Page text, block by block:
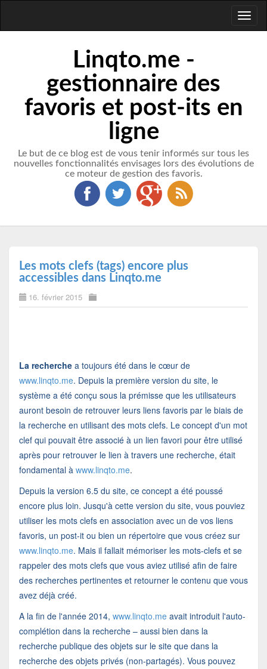
Linqto.me -
gestionnaire des
favoris et post-its en
ligne
Le but de ce blog est de vous tenir informés sur tous les
nouvelles fonctionnalités envisages lors des évolutions de
ce moteur de gestion des favoris.
Les mots clefs (tags) encore plus
accessibles dans Linqto.me
16. février 2015
La recherchea toujours été dans le cœur de
www.linqto.me. Depuis la première version du site, le
système a été conçu sous la prémisse que les utilisateurs
auront besoin de retrouver leurs liens favoris par le biais de
la recherche en utilisant des mots clefs. Le concept d'un mot
clef qui pouvait être associé à un lien favori pour être utilisé
après pour retrouver le lien à travers une recherche, était
fondamental à www.linqto.me.
Depuis la version 6.5 du site, ce concept a été poussé
encore plus loin. Jusqu'à cette version du site, vous pouviez
utiliser les mots clefs en association avec un de vos liens
favoris, un post-it ou bien un répertoire que vous créez sur
www.linqto.me. Mais il fallait mémoriser les mots-clefs et se
rappeler des mots clefs que vous aviez utilisé afin de faire
des recherches pertinentes et retourner le contenu que vous
avez déjà créé.
A la fin de l'année 2014, www.linqto.me avait introduit l'auto-
complétion dans la recherche – aussi bien dans la
recherche publique des objets sur le site que dans la
recherche des objets privés (non-partagés). Vous pouvez